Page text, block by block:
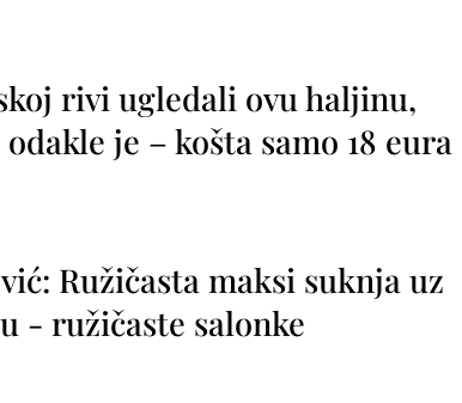
rivi ugledali ovu haljinu,
je – košta samo 18 eura
Ružičasta maksi suknja uz
- ružičaste salonke